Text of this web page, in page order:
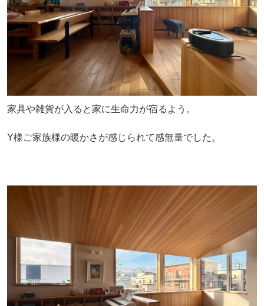
家具や雑貨が入ると家に生命力が宿るよう。
Y様ご家族様の暖かさが感じられて感無量でした。